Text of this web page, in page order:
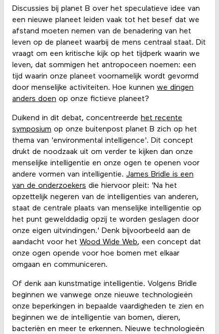
Discussies bij planet B over het speculatieve idee van
een nieuwe planeet leiden vaak tot het besef dat we
afstand moeten nemen van de benadering van het
leven op de planeet waarbij de mens centraal staat. Dit
vraagt ​​om een ​​kritische kijk op het tijdperk waarin we
leven, dat sommigen het antropoceen noemen: een
tijd waarin onze planeet voornamelijk wordt gevormd
door menselijke activiteiten. Hoe kunnen we dingen
anders doen op onze fictieve planeet?
Duikend in dit debat, concentreerde het recente
symposium op onze buitenpost planet B zich op het
thema van 'environmental intelligence'. Dit concept
drukt de noodzaak uit om verder te kijken dan onze
menselijke intelligentie en onze ogen te openen voor
andere vormen van intelligentie. James Bridle is een
van de onderzoekers die hiervoor pleit: 'Na het
opzettelijk negeren van de intelligenties van anderen,
staat de centrale plaats van menselijke intelligentie op
het punt gewelddadig opzij te worden geslagen door
onze eigen uitvindingen.' Denk bijvoorbeeld aan de
aandacht voor het Wood Wide Web, een concept dat
onze ogen opende voor hoe bomen met elkaar
omgaan en communiceren.
Of denk aan kunstmatige intelligentie. Volgens Bridle
beginnen we vanwege onze nieuwe technologieën
onze beperkingen in bepaalde vaardigheden te zien en
beginnen we de intelligentie van bomen, dieren,
bacteriën en meer te erkennen. Nieuwe technologieën